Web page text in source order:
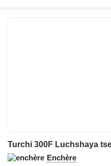
Turchi 300F Luchshaya
Enchère